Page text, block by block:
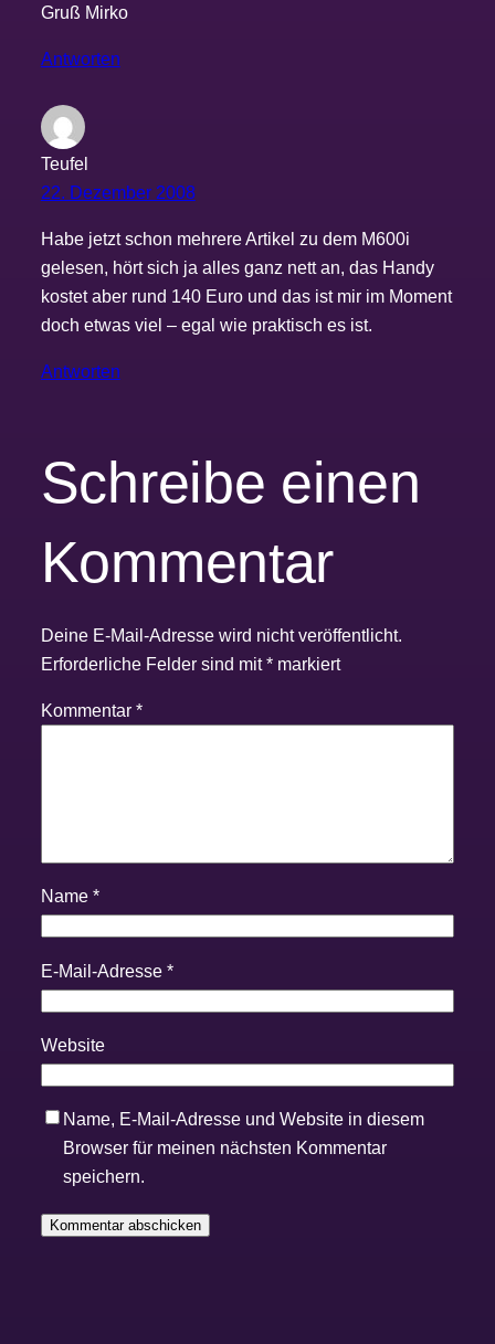
Gruß Mirko
Antworten
Teufel
22. Dezember 2008
Habe jetzt schon mehrere Artikel zu dem M600i
gelesen, hört sich ja alles ganz nett an, das Handy
kostet aber rund 140 Euro und das ist mir im Moment
doch etwas viel – egal wie praktisch es ist.
Antworten
Schreibe einen
Kommentar
Deine E-Mail-Adresse wird nicht veröffentlicht.
Erforderliche Felder sind mit*markiert
Kommentar *
Name *
E-Mail-Adresse *
Website
Name, E-Mail-Adresse und Website in diesem
Browser für meinen nächsten Kommentar
speichern.